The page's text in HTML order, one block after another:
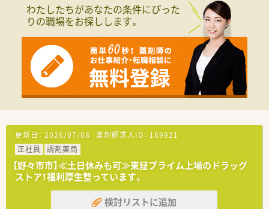
わたしたちがあなたの条件にぴった
りの職場をお探しします。
更新日： 2026/07/08 薬剤師求人ID： 189921
正社員
調剤薬局
【野々市市】≪土日休みも可≫東証プライム上場のドラッグ
ストア！福利厚生整っています。
検討リストに追加